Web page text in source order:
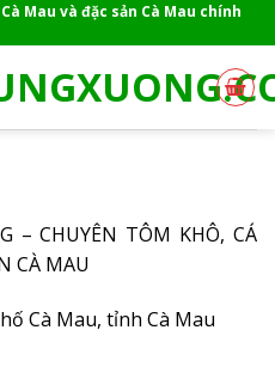
Mau và đặc sản Cà Mau chính
– CHUYÊN TÔM KHÔ, CÁ
CÀ MAU
Cà Mau, tỉnh Cà Mau